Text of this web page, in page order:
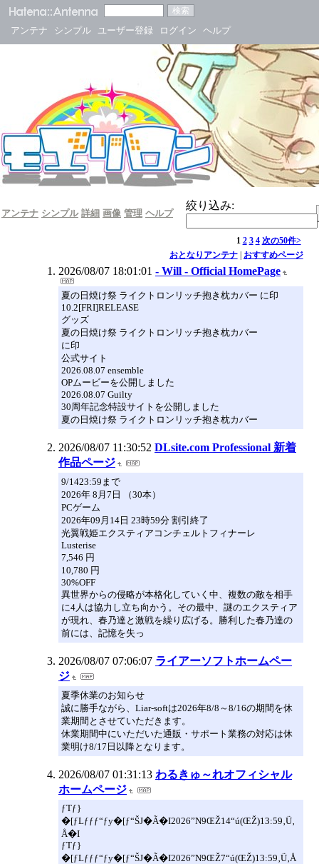
アンテナ シンプル ユーザー登録 ログイン ヘルプ
アンテナ シンプル 詳細 画像 管理 ヘルプ
絞り込み:
1 2 3 4 次の50件>
おとなりアンテナ| おすすめページ
2026/08/07 18:01:01 - Will - Official HomePage
夏の日焼け祭 ライクトロンリッチ抱き枕カバー に印
10.2[FRI]RELEASE
グッズ
夏の日焼け祭 ライクトロンリッチ抱き枕カバー
に印
公式サイト
2026.08.07 ensemble
OPムービーを公開しました
2026.08.07 Guilty
30周年記念特設サイトを公開しました
夏の日焼け祭 ライクトロンリッチ抱き枕カバー
2026/08/07 11:30:52 DLsite.com Professional 新着
作品ページ
9/1423:59まで
2026年 8月7日 （30本）
PCゲーム
2026年09月14日 23時59分 割引終了
光翼戦姫エクスティアコンチェルトフィナーレ
Lusterise
7,546 円
10,780 円
30%OFF
異世界からの侵略が本格化していく中、複数の敵を相手
に4人は協力し立ち向かう。その最中、謎のエクスティア
が現れ、春乃達と激戦を繰り広げる。勝利した春乃達の
前には、記憶を失っ
2026/08/07 07:06:07 ライアーソフトホームペー
ジ
夏季休業のお知らせ
誠に勝手ながら、Liar-softは2026年8/8～8/16の期間を休
業期間とさせていただきます。
休業期間中にいただいた通販・サポート業務の対応は休
業明け8/17日以降となります。
2026/08/07 01:31:13 わるきゅ～れオフィシャル
ホームページ
ƒTƒ}
�[ƒLƒƒƒ“ƒy�[ƒ“ŠJ�Ã�I2026”N9ŒŽ14“ú(ŒŽ)13:59‚Ü‚
Å�I
ƒTƒ}
�[ƒLƒƒƒ“ƒy�[ƒ“ŠJ�Ã�I2026”N9ŒŽ7“ú(ŒŽ)13:59‚Ü‚Å